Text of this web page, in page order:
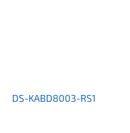
DS-KABD8003-RS1